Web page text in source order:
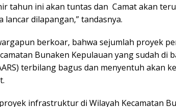
tahun ini akan tuntas dan Camat akan
lancar dilapangan,” tandasnya.
berkoar, bahwa sejumlah proyek
Bunaken Kepulauan yang sudah di
terbilang bagus dan menyentuh akan
infrastruktur di Wilayah Kecamatan